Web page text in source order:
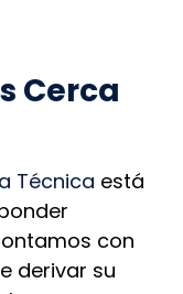
Cerca
Técnica está
con
derivar su